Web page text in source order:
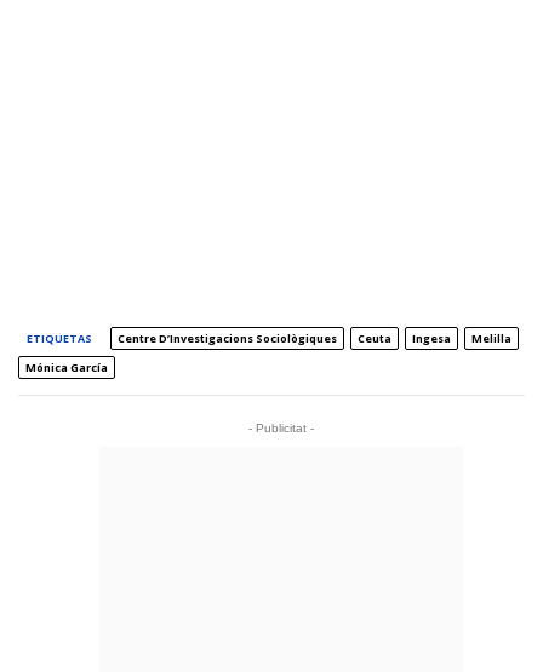
ETIQUETAS Centre D’Investigacions Sociològiques Ceuta Ingesa
Melilla
Mónica García
- Publicitat -